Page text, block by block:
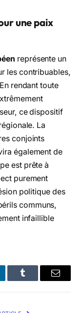
une paix
représente un
les contribuables,
rendant toute
ce dispositif
La
conjoints
également de
est prête à
purement
politique des
communs,
infaillible
Tumblr Email